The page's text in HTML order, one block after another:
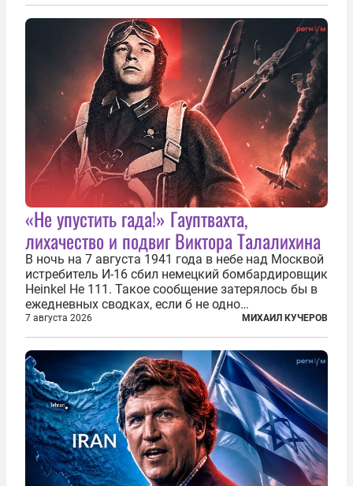
«Не упустить гада!» Гауптвахта,
лихачество и подвиг Виктора Талалихина
В ночь на 7 августа 1941 года в небе над Москвой
истребитель И-16 сбил немецкий бомбардировщик
Heinkel He 111. Такое сообщение затерялось бы в
ежедневных сводках, если б не одно
обстоятельство. Это был один из первых в
истории отечественной авиации ночных таранов.
У пилота — младшего лейтенанта...
7 августа 2026 МИХАИЛ КУЧЕРОВ